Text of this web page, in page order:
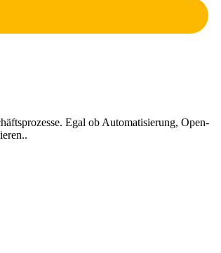
Egal ob Automatisierung, Open-